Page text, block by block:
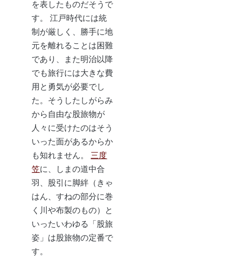
を表したものだそうで
す。 江戸時代には統
制が厳しく、勝手に地
元を離れることは困難
であり、また明治以降
でも旅行には大きな費
用と勇気が必要でし
た。そうしたしがらみ
から自由な股旅物が
人々に受けたのはそう
いった面があるからか
も知れません。 三度
笠に、しまの道中合
羽、股引に脚絆（きゃ
はん、すねの部分に巻
く川や布製のもの）と
いったいわゆる「股旅
姿」は股旅物の定番で
す。